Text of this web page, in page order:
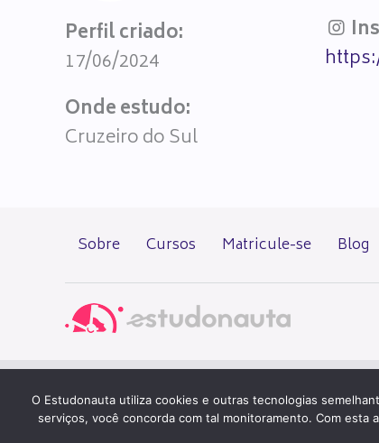
Perfil criado:
17/06/2024
Onde estudo:
Cruzeiro do Sul
Sobre Cursos Matricule-se Blog
O Estudonauta utiliza cookies e outras tecnologias
serviços, você concorda com tal monitoramento. Com esta